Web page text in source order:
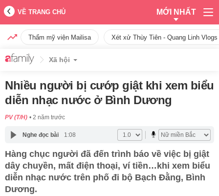
VỀ TRANG CHỦ MỚI NHẤT
Thẩm mỹ viện Mailisa Xét xử Thùy Tiên - Quang Linh
Xã hội
Nhiều người bị cướp giật khi xem biểu
diễn nhạc nước ở Bình Dương
PV (T/H) 2 năm trước
Nghe đọc bài 1:08
Hàng chục người đã đến trình báo về việc bị giật
dây chuyền, mất điện thoại, ví tiền…khi xem biểu
diễn nhạc nước trên phố đi bộ Bạch Đằng, Bình
Dương.